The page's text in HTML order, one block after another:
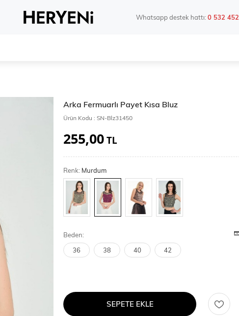
Whatsapp destek hattı:0 532
Arka Fermuarlı Payet Kısa Bluz
Ürün Kodu : SN-Blz31450
255,00TL
Renk: Murdum
Beden:
36 38 40 42
SEPETE EKLE